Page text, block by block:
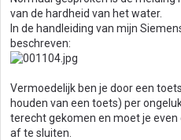
van de hardheid van het water.
In de handleiding van mijn
beschreven:
Vermoedelijk ben je door een
houden van een toets) per
terecht gekomen en moet je
af te sluiten.